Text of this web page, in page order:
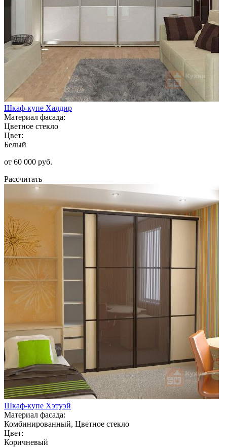
Шкаф-купе Халдир
Материал фасада:
Цветное стекло
Цвет:
Белый
от 60 000 руб.
Рассчитать
Шкаф-купе Хэтуэй
Материал фасада:
Комбинированный, Цветное стекло
Цвет:
Коричневый